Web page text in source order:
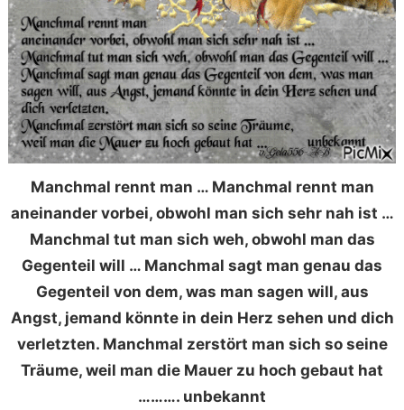
Manchmal rennt man … Manchmal rennt man
aneinander vorbei, obwohl man sich sehr nah ist …
Manchmal tut man sich weh, obwohl man das
Gegenteil will … Manchmal sagt man genau das
Gegenteil von dem, was man sagen will, aus
Angst, jemand könnte in dein Herz sehen und dich
verletzten. Manchmal zerstört man sich so seine
Träume, weil man die Mauer zu hoch gebaut hat
………. unbekannt